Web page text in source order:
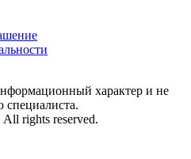
характер и не
специалиста.
rights reserved.